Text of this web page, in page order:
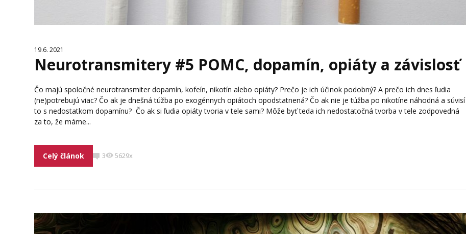
19.6. 2021
Neurotransmitery #5 POMC, dopamín, opiáty a závislosť
Čo majú spoločné neurotransmiter dopamín, kofeín, nikotín alebo opiáty? Prečo je ich účinok podobný? A prečo ich dnes ľudia
(ne)potrebujú viac? Čo ak je dnešná túžba po exogénnych opiátoch opodstatnená? Čo ak nie je túžba po nikotíne náhodná a súvisí
to s nedostatkom dopamínu? Čo ak si ľudia opiáty tvoria v tele sami? Môže byť teda ich nedostatočná tvorba v tele zodpovedná
za to, že máme...
Celý článok 3 5629x